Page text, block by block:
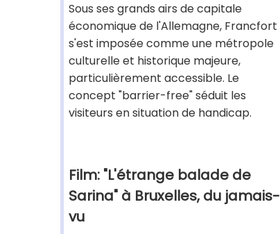
Sous ses grands airs de capitale
économique de l'Allemagne, Francfort
s'est imposée comme une métropole
culturelle et historique majeure,
particulièrement accessible. Le
concept "barrier-free" séduit les
visiteurs en situation de handicap.
Film: "L'étrange balade de
Sarina" à Bruxelles, du jamais-
vu